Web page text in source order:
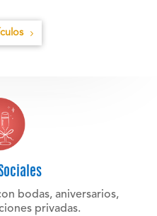
bodas, aniversarios,
privadas.